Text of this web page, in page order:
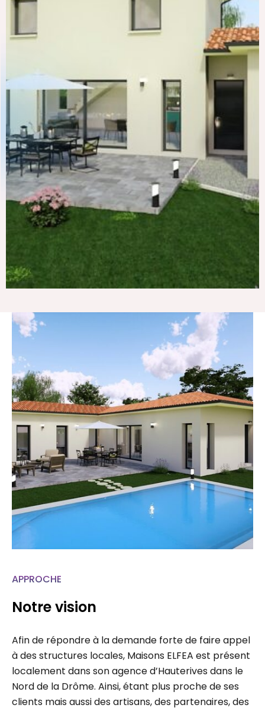
APPROCHE
Notre vision
à des structures locales, Maisons ELFEA est présent
localement dans son agence d’Hauterives dans le
Nord de la Drôme. Ainsi, étant plus proche de ses
clients mais aussi des artisans, des partenaires, des